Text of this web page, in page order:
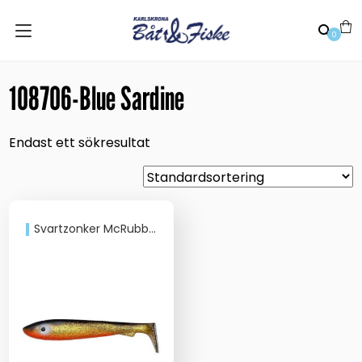
0
108706-Blue Sardine
Endast ett sökresultat
Svartzonker McRubber 21Cm